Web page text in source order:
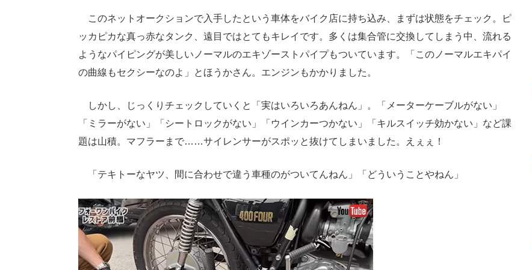
このネットオークションで入手したという車体をバイク店に持ち込み、まずは状態をチェック。ピ
ッカピカな真っ赤なタンク、遠目ではとてもキレイです。多くは集合管に交換してしまう中、流れる
ようなパイピングが美しいノーマルのエキゾーストパイプもついています。「このノーマルエキパイ
の曲線もセクシーなのよ」とほうかさん。エンジンもかかりました。
しかし、じっくりチェックしていくと「実はいろいろあんねん」。「メーターケーブルがない」
「ミラーがない」「シートロックがない」「ウインカーつかない」「キルスイッチ効かない」など課
題は山積。マフラーまで……サイレンサーがスポッと抜けてしまいました。えぇぇ！
「テキトーなヤツ、間に合わせで違う車種のがついてんねん」「どういうことやねん」